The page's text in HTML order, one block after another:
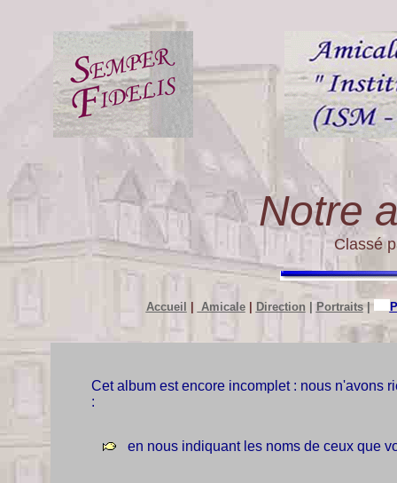
Notre
Classé
Accueil Amicale| Direction Portraits|
Cet album est encore incomplet : nous n'avons
:
en nous indiquant les noms de ceux que